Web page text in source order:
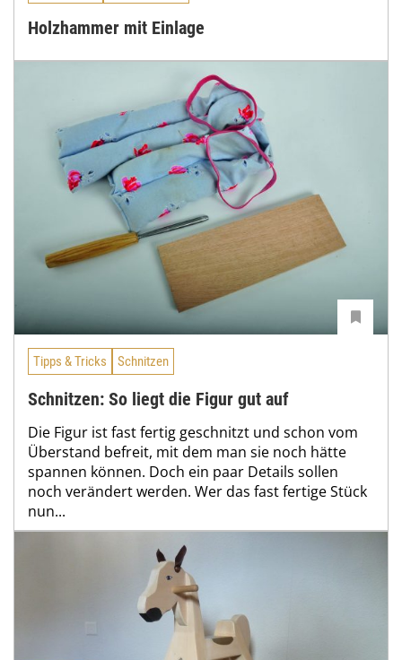
Holzhammer mit Einlage
Tipps & Tricks Schnitzen
Schnitzen: So liegt die Figur gut auf
Die Figur ist fast fertig geschnitzt und schon vom
Überstand befreit, mit dem man sie noch hätte
spannen können. Doch ein paar Details sollen
noch verändert werden. Wer das fast fertige Stück
nun...